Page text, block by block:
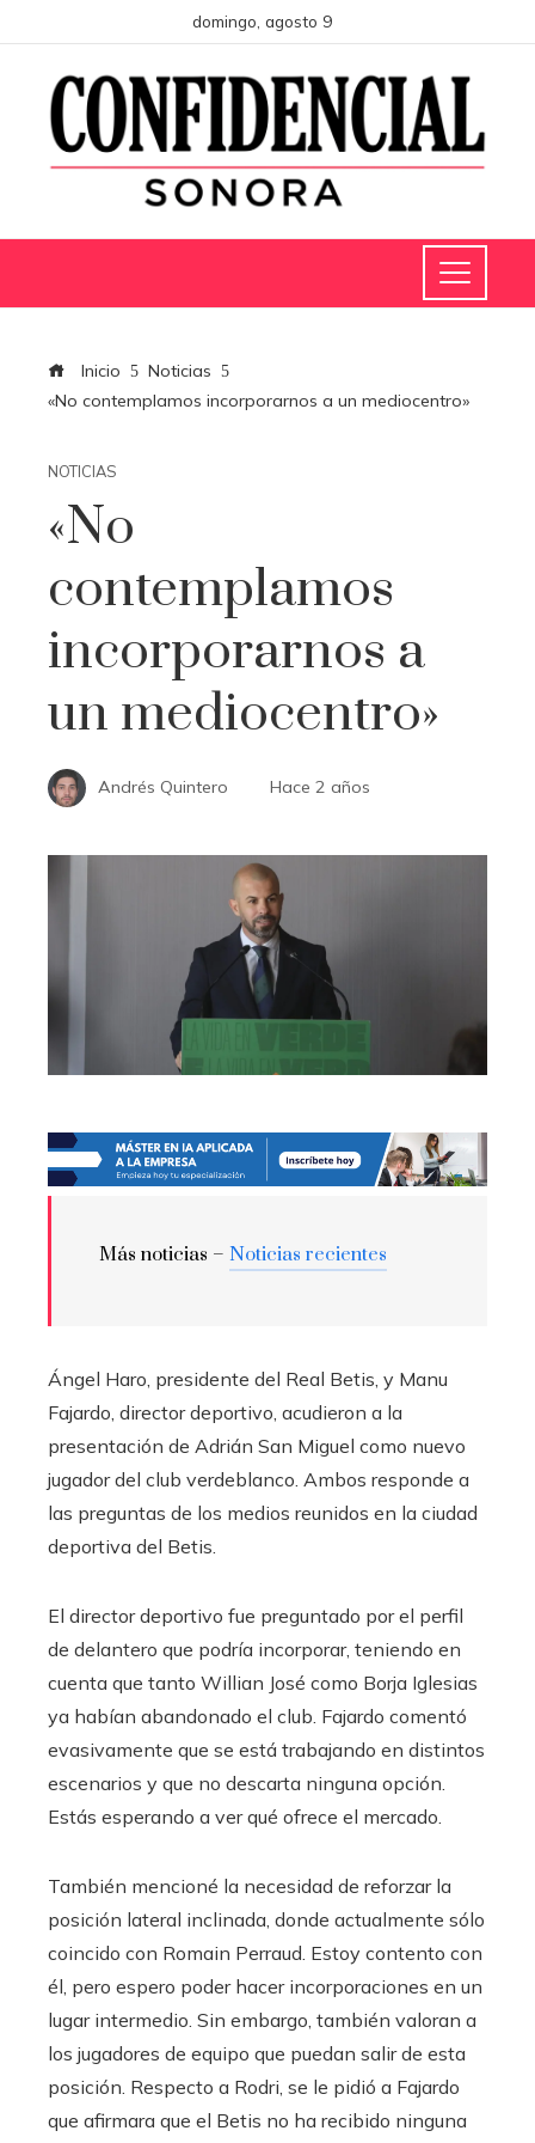
domingo, agosto 9
Inicio
Noticias
«No contemplamos incorporarnos a un mediocentro»
NOTICIAS
«No
contemplamos
incorporarnos a
un mediocentro»
Andrés Quintero Hace 2 años
Más noticias – Noticias recientes
Ángel Haro, presidente del Real Betis, y Manu
Fajardo, director deportivo, acudieron a la
presentación de Adrián San Miguel como nuevo
jugador del club verdeblanco. Ambos responde a
las preguntas de los medios reunidos en la ciudad
deportiva del Betis.
El director deportivo fue preguntado por el perfil
de delantero que podría incorporar, teniendo en
cuenta que tanto Willian José como Borja Iglesias
ya habían abandonado el club. Fajardo comentó
evasivamente que se está trabajando en distintos
escenarios y que no descarta ninguna opción.
Estás esperando a ver qué ofrece el mercado.
También mencioné la necesidad de reforzar la
posición lateral inclinada, donde actualmente sólo
coincido con Romain Perraud. Estoy contento con
él, pero espero poder hacer incorporaciones en un
lugar intermedio. Sin embargo, también valoran a
los jugadores de equipo que puedan salir de esta
posición. Respecto a Rodri, se le pidió a Fajardo
que afirmara que el Betis no ha recibido ninguna